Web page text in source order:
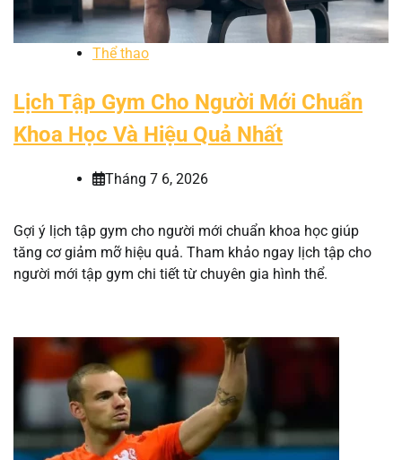
Thể thao
Lịch Tập Gym Cho Người Mới Chuẩn
Khoa Học Và Hiệu Quả Nhất
Tháng 7 6, 2026
Gợi ý lịch tập gym cho người mới chuẩn khoa học giúp
tăng cơ giảm mỡ hiệu quả. Tham khảo ngay lịch tập cho
người mới tập gym chi tiết từ chuyên gia hình thể.